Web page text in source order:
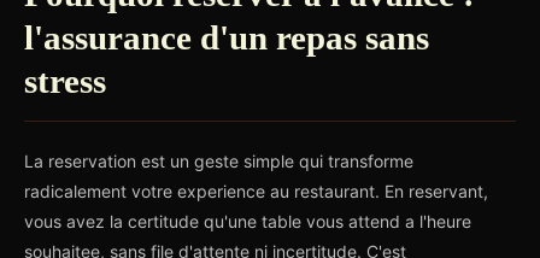
l'assurance d'un repas sans
stress
La reservation est un geste simple qui transforme
radicalement votre experience au restaurant. En reservant,
vous avez la certitude qu'une table vous attend a l'heure
souhaitee, sans file d'attente ni incertitude. C'est